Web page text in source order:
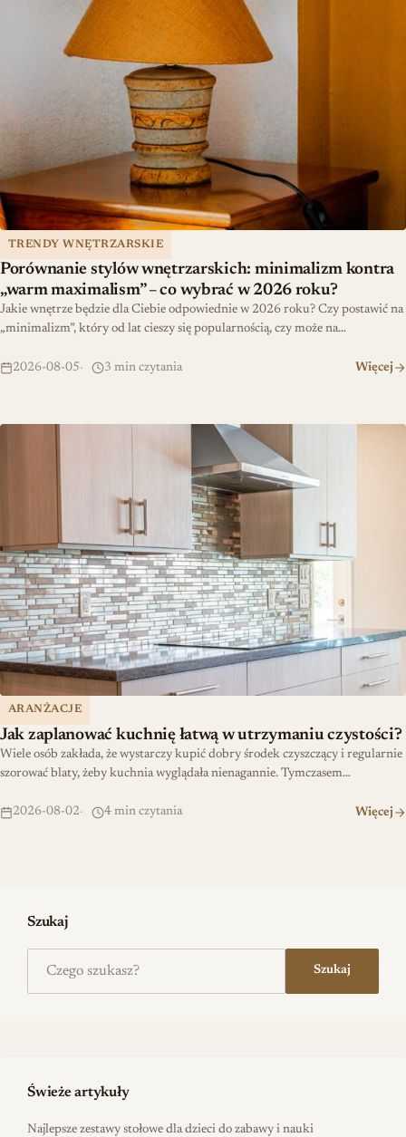
TRENDY WNĘTRZARSKIE
Porównanie stylów wnętrzarskich: minimalizm kontra
„warm maximalism” – co wybrać w 2026 roku?
Jakie wnętrze będzie dla Ciebie odpowiednie w 2026 roku? Czy postawić na
„minimalizm”, który od lat cieszy się popularnością, czy może na…
2026-08-05 3 min czytania Więcej
ARANŻACJE
Jak zaplanować kuchnię łatwą w utrzymaniu czystości?
Wiele osób zakłada, że wystarczy kupić dobry środek czyszczący i regularnie
szorować blaty, żeby kuchnia wyglądała nienagannie. Tymczasem…
2026-08-02 4 min czytania Więcej
Jak zaplanować kuchnię łatwą w utrzymaniu czystości?
Szukaj
Szukaj
Świeże artykuły
Najlepsze zestawy stołowe dla dzieci do zabawy i nauki